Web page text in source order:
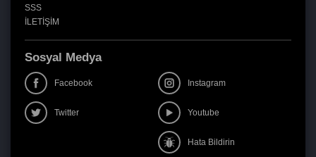
SSS
İLETİŞİM
Sosyal Medya
Facebook Instagram
Twitter Youtube
Hata Bildirin